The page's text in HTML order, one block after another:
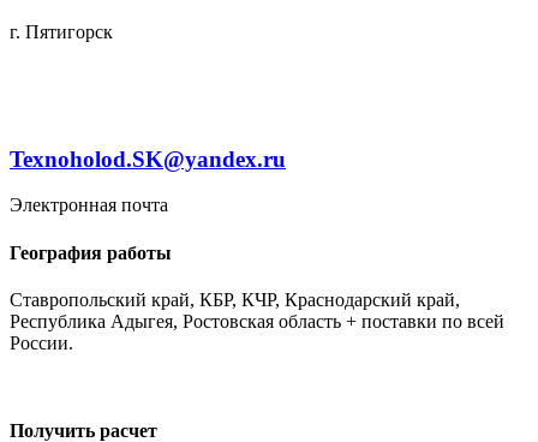
г. Пятигорск
Texnoholod.SK@yandex.ru
Электронная почта
География работы
Ставропольский край, КБР, КЧР, Краснодарский край,
Республика Адыгея, Ростовская область + поставки по всей
России.
Получить расчет